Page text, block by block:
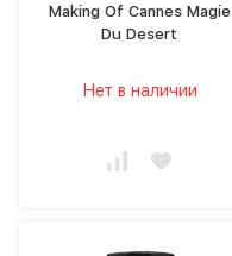
Making Of Cannes Magie
Du Desert
Нет в наличии